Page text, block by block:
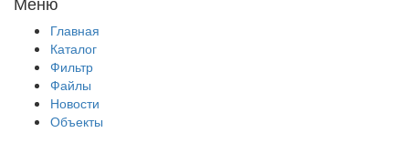
Главная
Каталог
Фильтр
Файлы
Новости
Объекты